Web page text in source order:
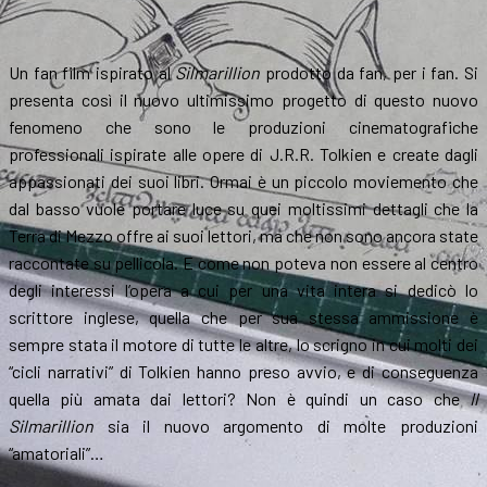
Un fan film ispirato alSilmarillion prodotto da fan, per i fan. Si
presenta così il nuovo ultimissimo progetto di questo nuovo
fenomeno che sono le produzioni cinematografiche
professionali ispirate alle opere di J.R.R. Tolkien e create dagli
appassionati dei suoi libri. Ormai è un piccolo moviemento che
dal basso vuole portare luce su quei moltissimi dettagli che la
Terra di Mezzo offre ai suoi lettori, ma che non sono ancora state
raccontate su pellicola. E come non poteva non essere al centro
degli interessi l’opera a cui per una vita intera si dedicò lo
scrittore inglese, quella che per sua stessa ammissione è
sempre stata il motore di tutte le altre, lo scrigno in cui molti dei
“cicli narrativi” di Tolkien hanno preso avvio, e di conseguenza
quella più amata dai lettori? Non è quindi un caso cheIl
Silmarillion sia il nuovo argomento di molte produzioni
“amatoriali”…